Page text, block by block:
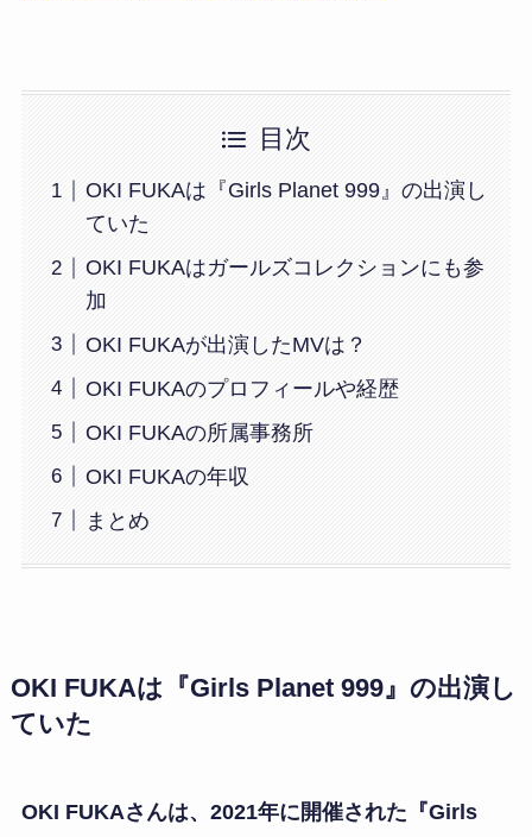
目次
OKI FUKAは『Girls Planet 999』の出演し
ていた
OKI FUKAはガールズコレクションにも参
加
OKI FUKAが出演したMVは？
OKI FUKAのプロフィールや経歴
OKI FUKAの所属事務所
OKI FUKAの年収
まとめ
OKI FUKAは『Girls Planet 999』の出演し
ていた
OKI FUKAさんは、2021年に開催された『Girls